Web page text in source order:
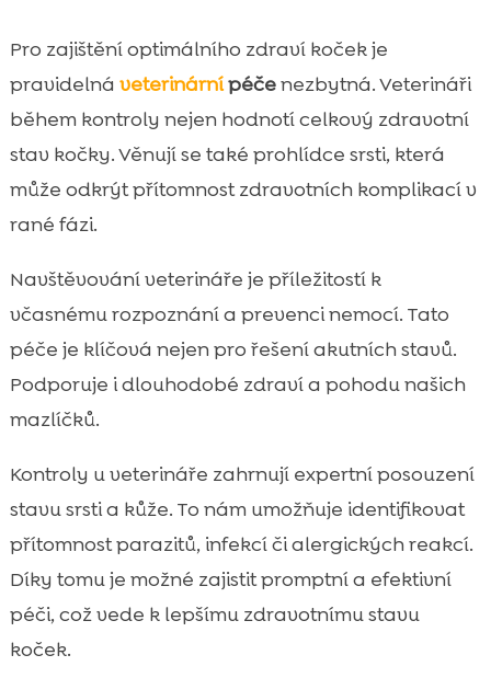
Pro zajištění optimálního zdraví koček je
pravidelná veterinárnípéčenezbytná. Veterináři
během kontroly nejen hodnotí celkový zdravotní
stav kočky. Věnují se také prohlídce srsti, která
může odkrýt přítomnost zdravotních komplikací v
rané fázi.
Navštěvování veterináře je příležitostí k
včasnému rozpoznání a prevenci nemocí. Tato
péče je klíčová nejen pro řešení akutních stavů.
Podporuje i dlouhodobé zdraví a pohodu našich
mazlíčků.
Kontroly u veterináře zahrnují expertní posouzení
stavu srsti a kůže. To nám umožňuje identifikovat
přítomnost parazitů, infekcí či alergických reakcí.
Díky tomu je možné zajistit promptní a efektivní
péči, což vede k lepšímu zdravotnímu stavu
koček.